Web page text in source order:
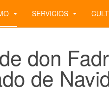
SERVICIOS
don
de